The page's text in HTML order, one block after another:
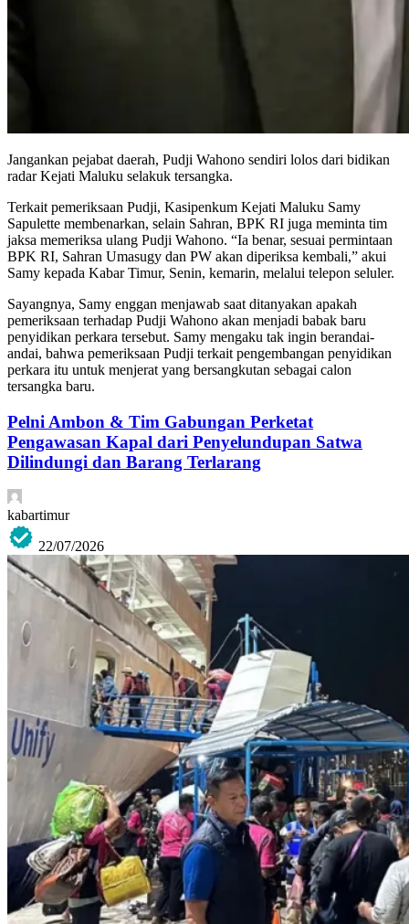
Jangankan pejabat daerah, Pudji Wahono sendiri lolos dari bidikan
radar Kejati Maluku selakuk tersangka.
Terkait pemeriksaan Pudji, Kasipenkum Kejati Maluku Samy
Sapulette membenarkan, selain Sahran, BPK RI juga meminta tim
jaksa memeriksa ulang Pudji Wahono. “Ia benar, sesuai permintaan
BPK RI, Sahran Umasugy dan PW akan diperiksa kembali,” akui
Samy kepada Kabar Timur, Senin, kemarin, melalui telepon seluler.
Sayangnya, Samy enggan menjawab saat ditanyakan apakah
pemeriksaan terhadap Pudji Wahono akan menjadi babak baru
penyidikan perkara tersebut. Samy mengaku tak ingin berandai-
andai, bahwa pemeriksaan Pudji terkait pengembangan penyidikan
perkara itu untuk menjerat yang bersangkutan sebagai calon
tersangka baru.
Pelni Ambon & Tim Gabungan Perketat
Pengawasan Kapal dari Penyelundupan Satwa
Dilindungi dan Barang Terlarang
kabartimur
22/07/2026